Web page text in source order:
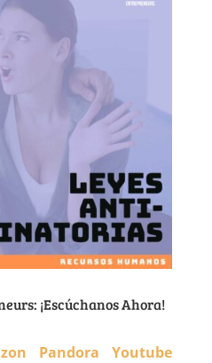
¡Escúchanos Ahora!
Pandora Youtube